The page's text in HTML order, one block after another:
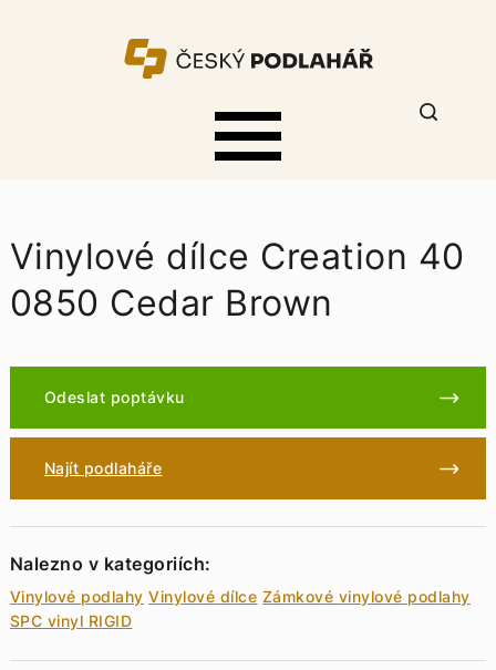
Vinylové dílce Creation 40
0850 Cedar Brown
Odeslat poptávku
Najít podlaháře
Nalezno v kategoriích:
Vinylové podlahy Vinylové dílce Zámkové vinylové podlahy
SPC vinyl RIGID